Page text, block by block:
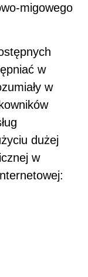
migowego
w
w
dużej
w